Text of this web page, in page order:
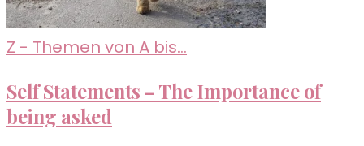
Z - Themen von A bis...
Self Statements – The Importance of
being asked